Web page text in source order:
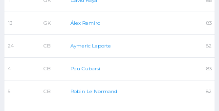
13 GK Álex Remiro 83
24 CB Aymeric Laporte 82
4 CB Pau Cubarsí 83
5 CB Robin Le Normand 82